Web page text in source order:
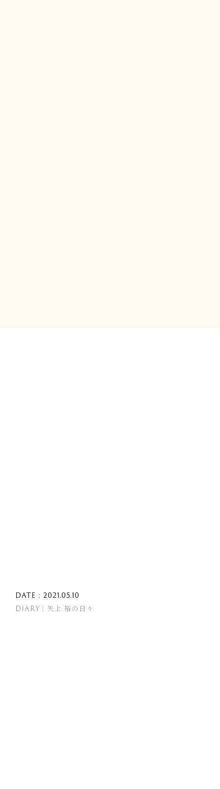
DATE : 2021.05.10
DIARY｜矢上 裕の日々